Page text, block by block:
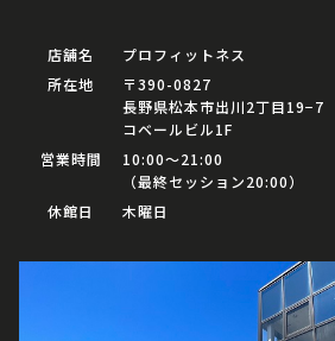
店舗名
プロフィットネス
所在地
〒390-0827
長野県松本市出川2丁目19−7
コベールビル1F
営業時間
10:00〜21:00
（最終セッション20:00）
休館日
木曜日